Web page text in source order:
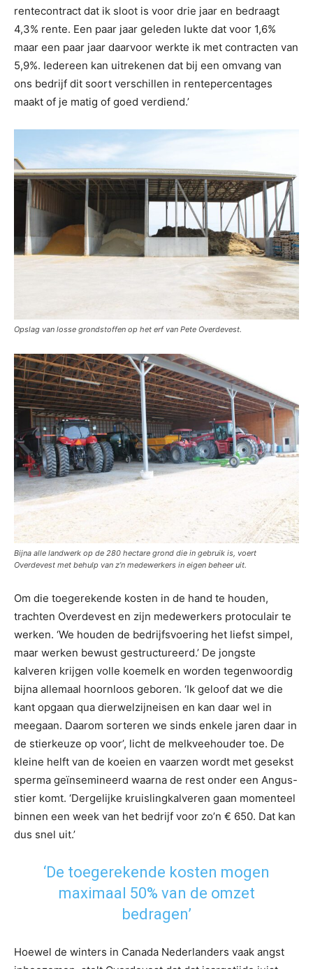
rentecontract dat ik sloot is voor drie jaar en bedraagt
4,3% rente. Een paar jaar geleden lukte dat voor 1,6%
maar een paar jaar daarvoor werkte ik met contracten van
5,9%. Iedereen kan uitrekenen dat bij een omvang van
ons bedrijf dit soort verschillen in rentepercentages
maakt of je matig of goed verdiend.’
Opslag van losse grondstoffen op het erf van Pete Overdevest.
Bijna alle landwerk op de 280 hectare grond die in gebruik is, voert
Overdevest met behulp van z’n medewerkers in eigen beheer uit.
Om die toegerekende kosten in de hand te houden,
trachten Overdevest en zijn medewerkers protoculair te
werken. ‘We houden de bedrijfsvoering het liefst simpel,
maar werken bewust gestructureerd.’ De jongste
kalveren krijgen volle koemelk en worden tegenwoordig
bijna allemaal hoornloos geboren. ‘Ik geloof dat we die
kant opgaan qua dierwelzijneisen en kan daar wel in
meegaan. Daarom sorteren we sinds enkele jaren daar in
de stierkeuze op voor’, licht de melkveehouder toe. De
kleine helft van de koeien en vaarzen wordt met gesekst
sperma geïnsemineerd waarna de rest onder een Angus-
stier komt. ‘Dergelijke kruislingkalveren gaan momenteel
binnen een week van het bedrijf voor zo’n € 650. Dat kan
dus snel uit.’
‘De toegerekende kosten mogen
maximaal 50% van de omzet
bedragen’
Hoewel de winters in Canada Nederlanders vaak angst